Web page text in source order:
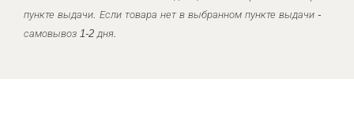
пункте выдачи. Если товара нет в выбранном пункте выдачи -
самовывоз 1-2 дня.